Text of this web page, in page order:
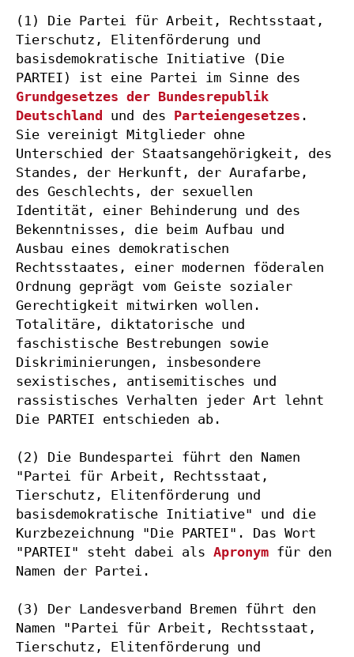
(1) Die Partei für Arbeit, Rechtsstaat,
Tierschutz, Elitenförderung und
basisdemokratische Initiative (Die
Grundgesetzes der Bundesrepublik
Deutschland
und des Parteiengesetzes .
Sie vereinigt Mitglieder ohne
Unterschied der Staatsangehörigkeit, des
Standes, der Herkunft, der Aurafarbe,
des Geschlechts, der sexuellen
Identität, einer Behinderung und des
Bekenntnisses, die beim Aufbau und
Ausbau eines demokratischen
Rechtsstaates, einer modernen föderalen
Ordnung geprägt vom Geiste sozialer
Gerechtigkeit mitwirken wollen.
Totalitäre, diktatorische und
faschistische Bestrebungen sowie
Diskriminierungen, insbesondere
sexistisches, antisemitisches und
rassistisches Verhalten jeder Art lehnt
Die PARTEI entschieden ab.
(2) Die Bundespartei führt den Namen
"Partei für Arbeit, Rechtsstaat,
Tierschutz, Elitenförderung und
basisdemokratische Initiative" und die
Kurzbezeichnung "Die PARTEI". Das Wort
"PARTEI" steht dabei als Apronym für den
Namen der Partei.
(3) Der Landesverband Bremen führt den
Namen "Partei für Arbeit, Rechtsstaat,
Tierschutz, Elitenförderung und